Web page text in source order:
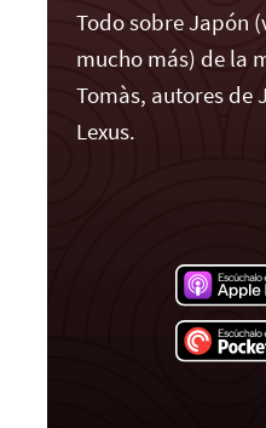
Todo sobre Japón
mucho más) de la
Tomàs, autores
Lexus.